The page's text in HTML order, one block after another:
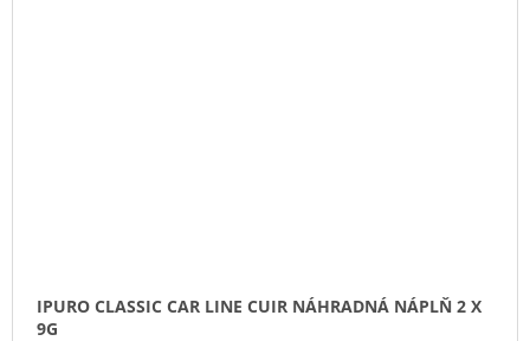
IPURO CLASSIC CAR LINE CUIR NÁHRADNÁ NÁPLŇ 2 X
9G